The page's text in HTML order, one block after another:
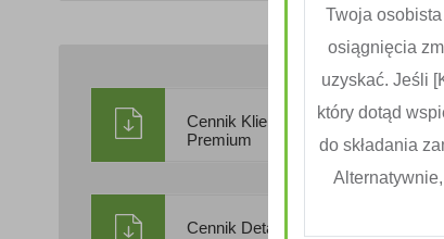
Cennik Klienta
Premium
Cennik Detaliczny
Twoja
osiągnięcia
uzyskać. Jeśli
który dotąd
do składania
Alternatywnie,